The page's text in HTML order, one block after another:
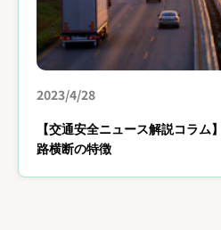
2023/4/28
【交通安全ニュース解説コラ
路横断の特徴